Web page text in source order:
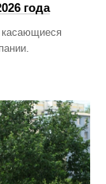
года
касающиеся